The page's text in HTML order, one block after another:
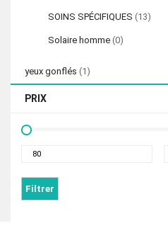
SOINS SPÉCIFIQUES (13)
Solaire homme (0)
yeux gonflés (1)
PRIX
Filtrer